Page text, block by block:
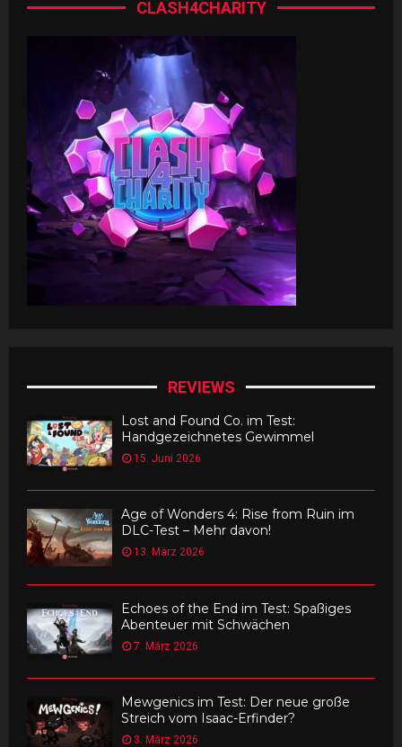
CLASH4CHARITY
REVIEWS
Lost and Found Co. im Test:
Handgezeichnetes Gewimmel
15. Juni 2026
Age of Wonders 4: Rise from Ruin im
DLC-Test – Mehr davon!
13. März 2026
Echoes of the End im Test: Spaßiges
Abenteuer mit Schwächen
7. März 2026
Mewgenics im Test: Der neue große
Streich vom Isaac-Erfinder?
3. März 2026